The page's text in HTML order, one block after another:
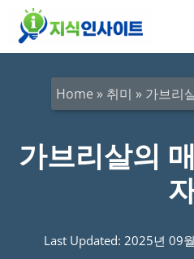
Home » 취미 » 가브리
가브리살의
Last Updated: 2025년 09